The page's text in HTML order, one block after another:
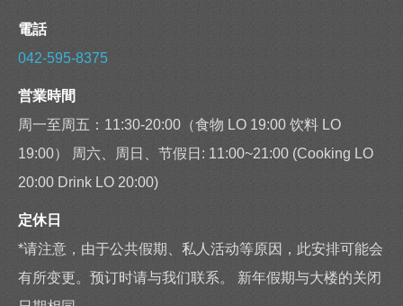
電話
042-595-8375
営業時間
周一至周五：11:30-20:00（食物 LO 19:00 饮料 LO
19:00） 周六、周日、节假日: 11:00~21:00 (Cooking LO
20:00 Drink LO 20:00)
定休日
*请注意，由于公共假期、私人活动等原因，此安排可能会
有所变更。预订时请与我们联系。 新年假期与大楼的关闭